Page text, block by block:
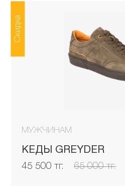
МУЖЧИНАМ
КЕДЫ GREYDER
45 500 тг. 65 000 тг.
Скидка